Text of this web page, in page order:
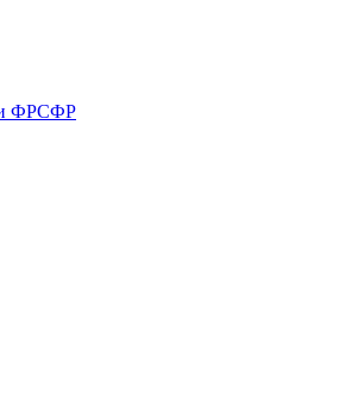
ФРСФР